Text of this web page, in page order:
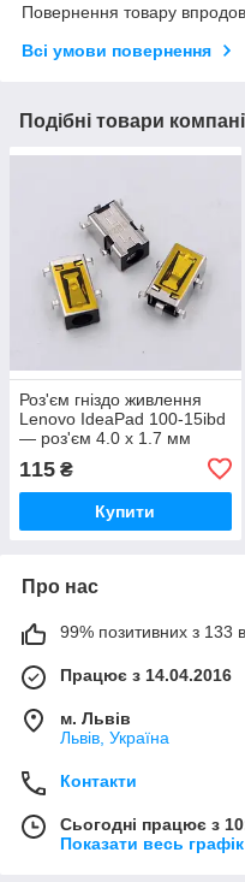
Повернення товару
Всі умови повернення
Подібні товари
Роз'єм гніздо живлення
Lenovo IdeaPad 100-15ibd
— роз'єм 4.0 х 1.7 мм
115 ₴
Купити
Про нас
99% позитивних з 133
Працює з 14.04.2016
м. Львів
Львів, Україна
Контакти
Сьогодні працює з
Показати весь